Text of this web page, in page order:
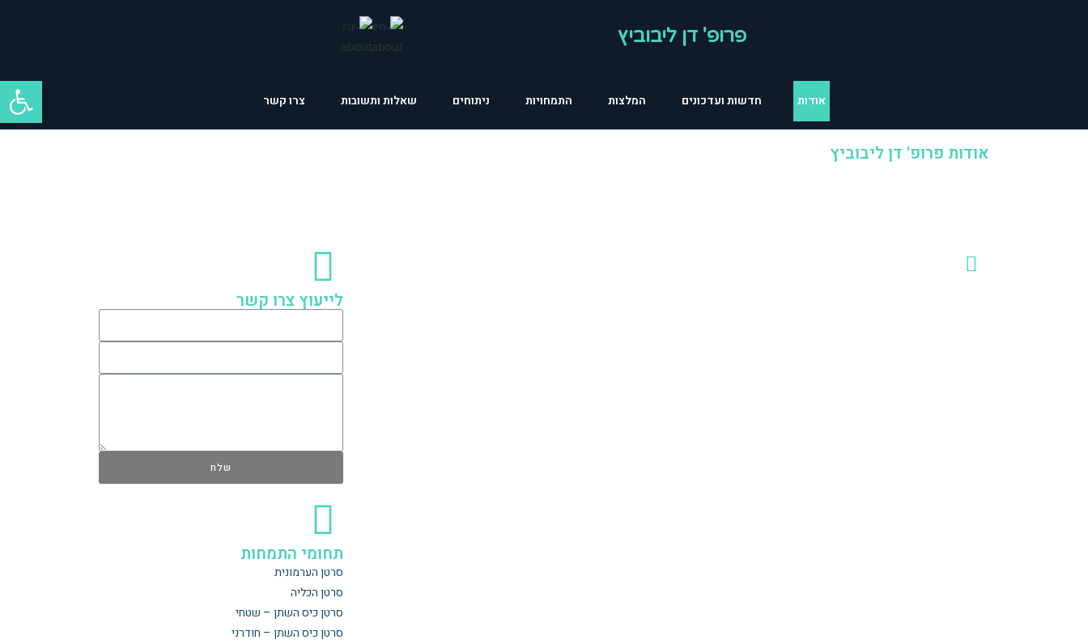
פרופ' דן ליבוביץ
אודות חדשות ועדכונים המלצות התמחויות ניתוחים שאלות ותשובות צרו קשר
אודות פרופ' דן ליבוביץ
לייעוץ צרו קשר
שלח
תחומי התמחות
סרטן הערמונית
סרטן הכליה
סרטן כיס השתן – שטחי
סרטן כיס השתן – חודרני
פתח סרגל נגישות